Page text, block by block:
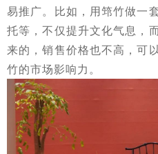
易推广。比如，用筇竹做一
托等，不仅提升文化气息，
来的，销售价格也不高，可
竹的市场影响力。